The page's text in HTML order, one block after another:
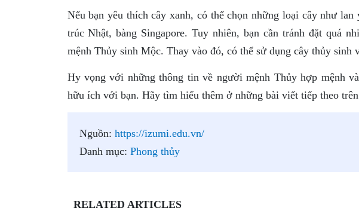
Nếu bạn yêu thích cây xanh, có thể chọn những loại cây như
trúc Nhật, bàng Singapore. Tuy nhiên, bạn cần tránh đặt quá
mệnh Thủy sinh Mộc. Thay vào đó, có thể sử dụng cây thủy sinh
Hy vọng với những thông tin về người mệnh Thủy hợp mệnh
hữu ích với bạn. Hãy tìm hiểu thêm ở những bài viết tiếp theo trên
Nguồn: https://izumi.edu.vn/
Danh mục: Phong thủy
RELATED ARTICLES